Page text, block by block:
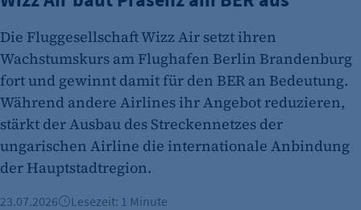
Die Fluggesellschaft Wizz Air setzt ihren
Wachstumskurs am Flughafen Berlin Brandenburg
fort und gewinnt damit für den BER an Bedeutung.
Während andere Airlines ihr Angebot reduzieren,
stärkt der Ausbau des Streckennetzes der
ungarischen Airline die internationale Anbindung
der Hauptstadtregion.
23.07.2026 Lesezeit: 1 Minute